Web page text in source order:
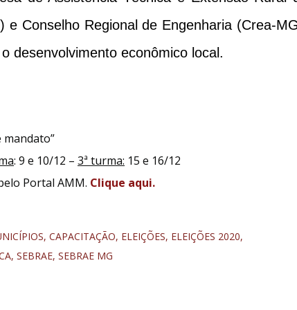
e Conselho Regional de Engenharia (Crea-
desenvolvimento econômico local.
mandato”
: 9 e 10/12 – 3ª turma: 15 e 16/12
Portal AMM. Clique aqui.
CAPACITAÇÃO ELEIÇÕES ELEIÇÕES 2020
SEBRAE SEBRAE MG